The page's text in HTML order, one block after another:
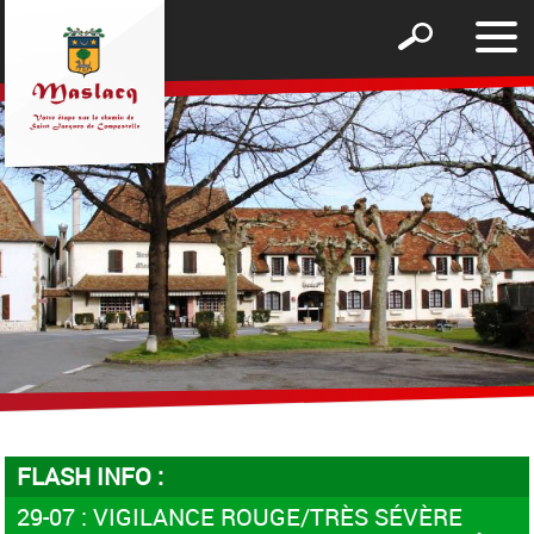
le
Afficher
formulaire
de
recherche
FLASH INFO :
29-07 : VIGILANCE ROUGE/TRÈS SÉVÈRE